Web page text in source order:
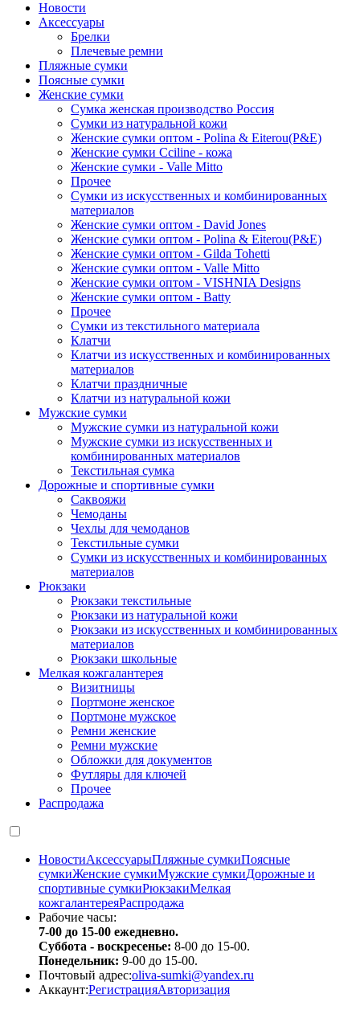
Новости
Аксессуары
Брелки
Плечевые ремни
Пляжные сумки
Поясные сумки
Женские сумки
Сумка женская производство Россия
Сумки из натуральной кожи
Женские сумки оптом - Polina & Eiterou(P&E)
Женские сумки Cciline - кожа
Женские сумки - Valle Mitto
Прочее
Сумки из искусственных и комбинированных
материалов
Женские сумки оптом - David Jones
Женские сумки оптом - Polina & Eiterou(P&E)
Женские сумки оптом - Gilda Tohetti
Женские сумки оптом - Valle Mitto
Женские сумки оптом - VISHNIA Designs
Женские сумки оптом - Batty
Прочее
Сумки из текстильного материала
Клатчи
Клатчи из искусственных и комбинированных
материалов
Клатчи праздничные
Клатчи из натуральной кожи
Мужские сумки
Мужские сумки из натуральной кожи
Мужские сумки из искусственных и
комбинированных материалов
Текстильная сумка
Дорожные и спортивные сумки
Саквояжи
Чемоданы
Чехлы для чемоданов
Текстильные сумки
Сумки из искусственных и комбинированных
материалов
Рюкзаки
Рюкзаки текстильные
Рюкзаки из натуральной кожи
Рюкзаки из искусственных и комбинированных
материалов
Рюкзаки школьные
Мелкая кожгалантерея
Визитницы
Портмоне женское
Портмоне мужское
Ремни женские
Ремни мужские
Обложки для документов
Футляры для ключей
Прочее
Распродажа
НовостиАксессуарыПляжные сумкиПоясные
сумкиЖенские сумкиМужские сумкиДорожные и
спортивные сумкиРюкзакиМелкая
кожгалантереяРаспродажа
Рабочие часы:
7-00 до 15-00 ежедневно.
Суббота - воскресенье: 8-00 до 15-00.
Понедельник: 9-00 до 15-00.
Почтовый адрес:oliva-sumki@yandex.ru
Аккаунт:РегистрацияАвторизация